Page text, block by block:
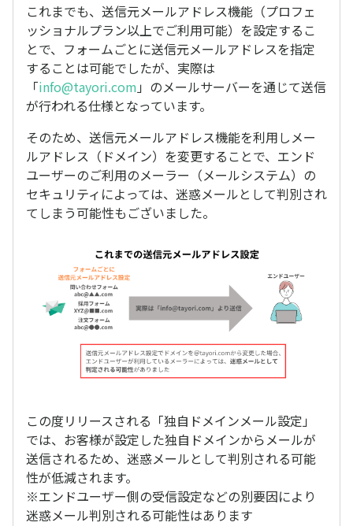
これまでも、送信元メールアドレス機能（プロフェ
ッショナルプラン以上でご利用可能）を設定するこ
とで、フォームごとに送信元メールアドレスを指定
することは可能でしたが、実際は
「info@tayori.com 」のメールサーバーを通じて送信
が行われる仕様となっています。
そのため、送信元メールアドレス機能を利用しメー
ルアドレス（ドメイン）を変更することで、エンド
ユーザーのご利用のメーラー（メールシステム）の
セキュリティによっては、迷惑メールとして判別され
てしまう可能性もございました。
この度リリースされる「独自ドメインメール設定」
では、お客様が設定した独自ドメインからメールが
送信されるため、迷惑メールとして判別される可能
性が低減されます。
※エンドユーザー側の受信設定などの別要因により
迷惑メール判別される可能性はあります